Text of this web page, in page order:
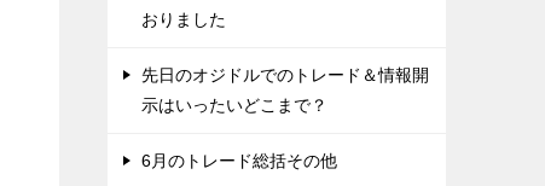
おりました
先日のオジドルでのトレード＆情報開
示はいったいどこまで？
6月のトレード総括その他